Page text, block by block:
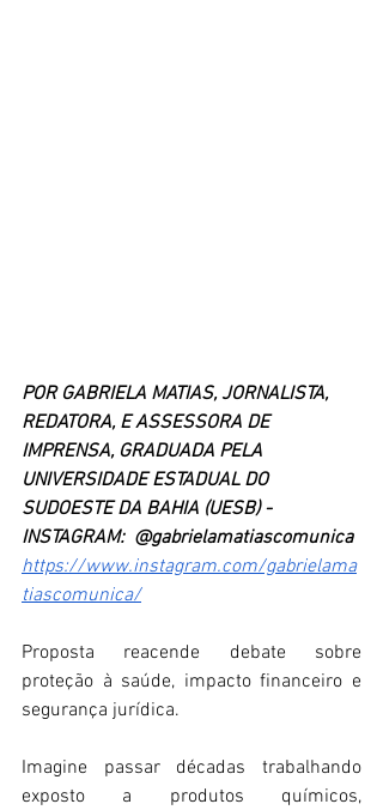
POR GABRIELA MATIAS, JORNALISTA,
REDATORA, E ASSESSORA DE
IMPRENSA, GRADUADA PELA
UNIVERSIDADE ESTADUAL DO
SUDOESTE DA BAHIA (UESB) -
INSTAGRAM:  @gabrielamatiascomunica
https://www.instagram.com/gabrielama
tiascomunica/
Proposta reacende debate sobre
proteção à saúde, impacto financeiro e
segurança jurídica.
Imagine passar décadas trabalhando
exposto a produtos químicos,